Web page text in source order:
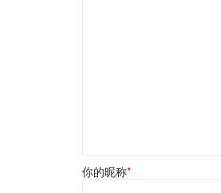
你的昵称*